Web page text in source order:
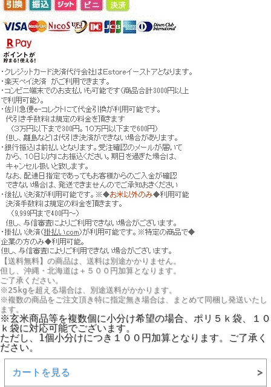
【送料無料】の商品は、送料は別途かかりません。
但し、 沖縄・北海道は＋５００円 加算となります。
ご了承ください。
※25kgを超える場合は、別途送料がかかります。
※複数の商品をご注文頂き特に指定無き場合は、まとめて同梱し発送いたし
ます。
※玄米商品等を複数個に小分け希望の場合、ポリ５ｋ袋、１０
ｋ袋に対応可能でございます。
ただし、1個小分けにつき１００円加算となります。ご了承く
ださい。
カートを見る